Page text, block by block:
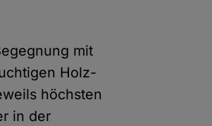
mit
Holz-
höchsten
in der